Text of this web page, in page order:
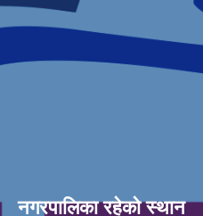
नगरपालिका रहेको स्थान